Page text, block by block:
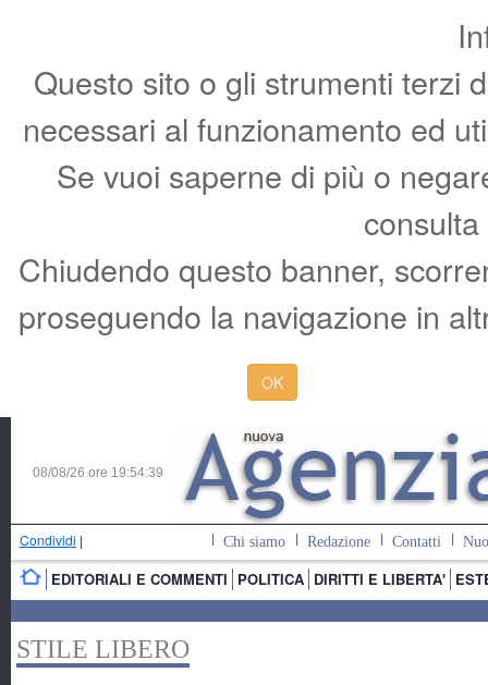
Questo sito o gli strumenti terzi
necessari al funzionamento ed
Se vuoi saperne di più o
Chiudendo questo banner,
proseguendo la navigazione in
OK
08/08/26 ore 19:54:39
Condividi | Chi siamo Redazione Contatti
EDITORIALI E COMMENTI POLITICA DIRITTI E LIBERTA'
STILE LIBERO